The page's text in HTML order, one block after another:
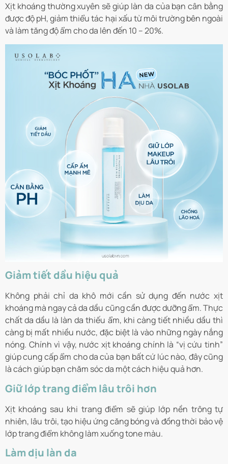
Xịt khoáng thường xuyên sẽ giúp làn da của bạn cân bằng
được độ pH, giảm thiểu tác hại xấu từ môi trường bên ngoài
và làm tăng độ ẩm cho da lên đến 10 – 20%.
Giảm tiết dầu hiệu quả
Không phải chỉ da khô mới cần sử dụng đến nước xịt
khoáng mà ngay cả da dầu cũng cần được dưỡng ẩm. Thực
chất da dầu là làn da thiếu ẩm, khi càng tiết nhiều dầu thì
càng bị mất nhiều nước, đặc biệt là vào những ngày nắng
nóng. Chính vì vậy, nước xịt khoáng chính là “vị cứu tinh”
giúp cung cấp ẩm cho da của bạn bất cứ lúc nào, đây cũng
là cách giúp bạn chăm sóc da một cách hiệu quả hơn.
Giữ lớp trang điểm lâu trôi hơn
Xịt khoáng sau khi trang điểm sẽ giúp lớp nền trông tự
nhiên, lâu trôi, tạo hiệu ứng căng bóng và đồng thời bảo vệ
lớp trang điểm không làm xuống tone màu.
Làm dịu làn da